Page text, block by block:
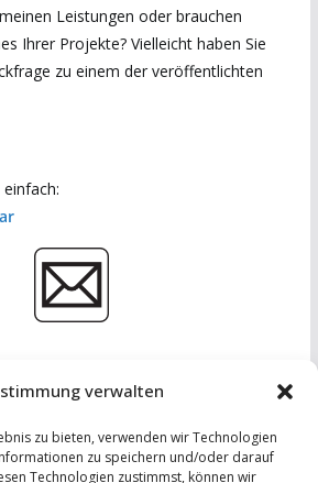
verwalten
zu bieten, verwenden wir Technologien
zu speichern und/oder darauf
Technologien zustimmst, können wir
Leistungen oder brauchen
Ihrer Projekte? Vielleicht haben Sie
zu einem der veröffentlichten